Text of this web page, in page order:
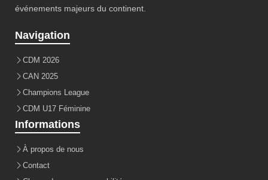
événements majeurs du continent.
Navigation
CDM 2026
CAN 2025
Champions League
CDM U17 Féminine
Informations
À propos de nous
Contact